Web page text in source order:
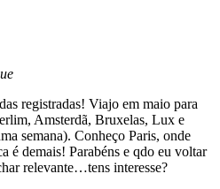
registradas! Viajo em maio para
Amsterdã, Bruxelas, Lux e
semana). Conheço Paris, onde
é demais! Parabéns e qdo eu voltar
relevante…tens interesse?